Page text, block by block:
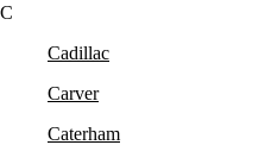
C
Cadillac
Carver
Caterham